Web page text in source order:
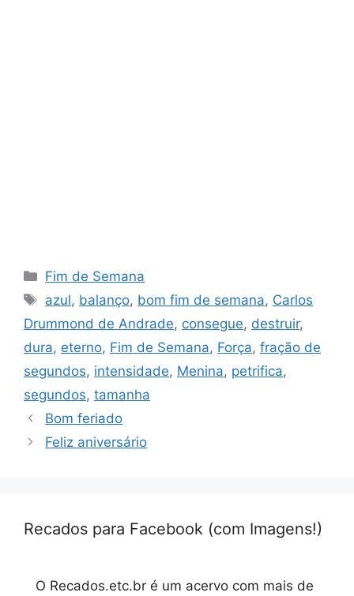
Categorias
Fim de Semana
Tags
azul, balanço, bom fim de semana, Carlos
Drummond de Andrade, consegue, destruir,
dura, eterno, Fim de Semana, Força, fração de
segundos, intensidade, Menina, petrifica,
segundos, tamanha
Bom feriado
Feliz aniversário
Recados para Facebook (com Imagens!)
O Recados.etc.br é um acervo com mais de